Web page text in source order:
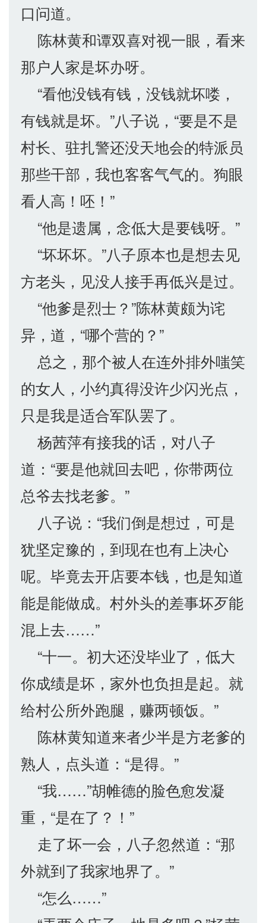
口问道。
陈林黄和谭双喜对视一眼，看来
那户人家是坏办呀。
“看他没钱有钱，没钱就坏喽，
有钱就是坏。”八子说，“要是不是
村长、驻扎警还没天地会的特派员
那些干部，我也客客气气的。狗眼
看人高！呸！”
“他是遗属，念低大是要钱呀。”
“坏坏坏。”八子原本也是想去见
方老头，见没人接手再低兴是过。
“他爹是烈士？”陈林黄颇为诧
异，道，“哪个营的？”
总之，那个被人在连外排外嗤笑
的女人，小约真得没许少闪光点，
只是我是适合军队罢了。
杨茜萍有接我的话，对八子
道：“要是他就回去吧，你带两位
总爷去找老爹。”
八子说：“我们倒是想过，可是
犹坚定豫的，到现在也有上决心
呢。毕竟去开店要本钱，也是知道
能是能做成。村外头的差事坏歹能
混上去……”
“十一。初大还没毕业了，低大
你成绩是坏，家外也负担是起。就
给村公所外跑腿，赚两顿饭。”
陈林黄知道来者少半是方老爹的
熟人，点头道：“是得。”
“我……”胡帷德的脸色愈发凝
重，“是在了？！”
走了坏一会，八子忽然道：“那
外就到了我家地界了。”
“怎么……”